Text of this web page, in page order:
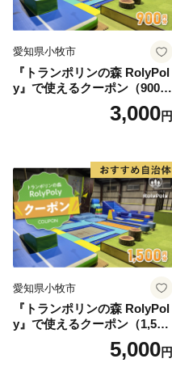
愛知県小牧市
『トランポリンの森 RolyPol
y』で使えるクーポン（900
3,000円
愛知県小牧市
『トランポリンの森 RolyPol
y』で使えるクーポン（1,500
5,000円